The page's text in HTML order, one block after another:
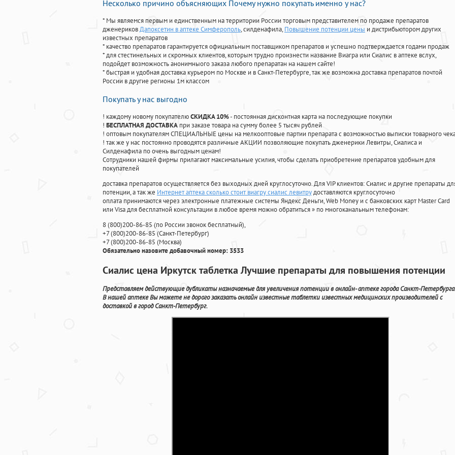
Несколько причино объясняющих Почему нужно покупать именно у нас?
* Мы являемся первым и единственным на территории России торговым представителем по продаже препаратов
дженериковДапоксетин в аптеке Симферополь, силденафила, Повышение потенции цены и дистрибьютором других
известных препаратов
* качество препаратов гарантируется официальным поставщиком препаратов и успешно подтверждается годами продаж
* для стестинельных и скромных клиентов, которым трудно произнести название Виагра или Сиалис в аптеке вслух,
подойдет возможность анонимныого заказа любого препаратан на нашем сайте!
* быстрая и удобная доставка курьером по Москве и в Санкт-Петербурге, так же возможна доставка препаратов почтой
России в другие регионы 1м классом
Покупать у нас выгодно
! каждому новому покупателюСКИДКА 10%- постоянная дисконтная карта на последующие покупки
! БЕСПЛАТНАЯ ДОСТАВКА при заказе товара на сумму более 5 тысяч рублей
! оптовым покупателям СПЕЦИАЛЬНЫЕ цены на мелкооптовые партии препарата с возможностью выписки товарного
! так же у нас постоянно проводятся различные АКЦИИ позволяющие покупать дженерики Левитры, Сиалиса и
Силденафила по очень выгодным ценам!
Cотрудники нашей фирмы прилагают максимальные усилия, чтобы сделать приобретение препаратов удобным для
покупателей
доставка препаратов осуществляется без выходных дней круглосуточно. Для VIP клиентов: Сиалис и другие препараты
потенции, а так же Интернет аптека сколько стоит виагру сиалис левитрудоставляются круглосуточно
оплата принимаются через электронные платежные системы Яндекс Деньги, Web Money и с банковских карт Master Card
или Visa для бесплатной консультации в любое время можно обратиться» по многоканальным телефонам:
8(800)200-86-85 (по России звонок бесплатный),
+7(800)200-86-85 (Санкт-Петербург)
+7(800)200-86-85 (Москва)
Обязательно назовите добавочный номер: 3533
Сиалис цена Иркутск таблетка Лучшие препараты для повышения потенции
Представляем действующие дубликаты назначаемые для увеличения потенции в онлайн- аптеке города Санкт-Петербурга.
В нашей аптеке Вы можете не дорого заказать онлайн известные таблетки известных медицинских производителей с
доставкой в город Санкт-Петербург.